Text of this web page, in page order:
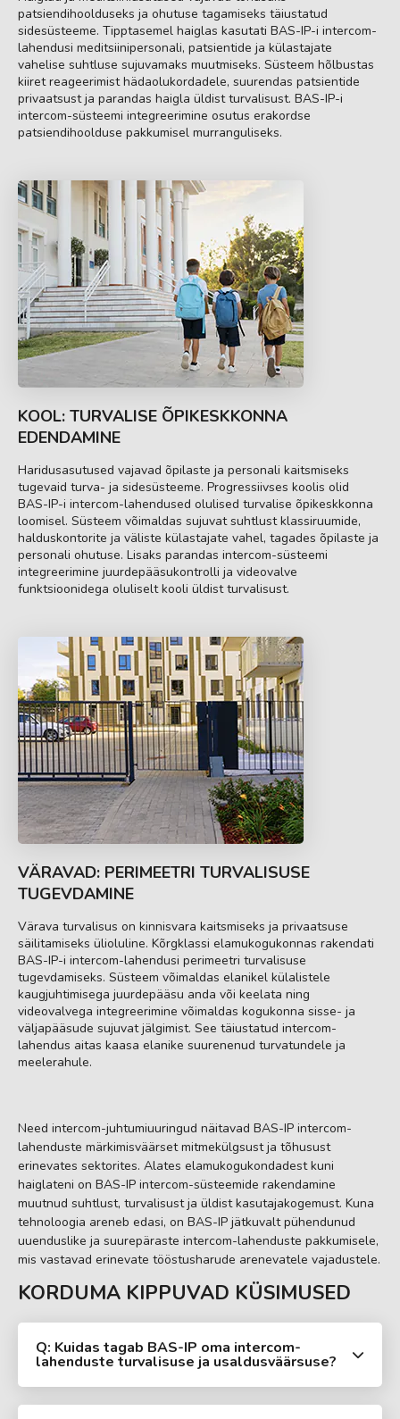
patsiendihoolduseks ja ohutuse tagamiseks täiustatud
sidesüsteeme. Tipptasemel haiglas kasutati BAS-IP-i intercom-
lahendusi meditsiinipersonali, patsientide ja külastajate
vahelise suhtluse sujuvamaks muutmiseks. Süsteem hõlbustas
kiiret reageerimist hädaolukordadele, suurendas patsientide
privaatsust ja parandas haigla üldist turvalisust. BAS-IP-i
intercom-süsteemi integreerimine osutus erakordse
patsiendihoolduse pakkumisel murranguliseks.
KOOL: TURVALISE ÕPIKESKKONNA
EDENDAMINE
Haridusasutused vajavad õpilaste ja personali kaitsmiseks
tugevaid turva- ja sidesüsteeme. Progressiivses koolis olid
BAS-IP-i intercom-lahendused olulised turvalise õpikeskkonna
loomisel. Süsteem võimaldas sujuvat suhtlust klassiruumide,
halduskontorite ja väliste külastajate vahel, tagades õpilaste ja
personali ohutuse. Lisaks parandas intercom-süsteemi
integreerimine juurdepääsukontrolli ja videovalve
funktsioonidega oluliselt kooli üldist turvalisust.
VÄRAVAD: PERIMEETRI TURVALISUSE
TUGEVDAMINE
Värava turvalisus on kinnisvara kaitsmiseks ja privaatsuse
säilitamiseks ülioluline. Kõrgklassi elamukogukonnas rakendati
BAS-IP-i intercom-lahendusi perimeetri turvalisuse
tugevdamiseks. Süsteem võimaldas elanikel külalistele
kaugjuhtimisega juurdepääsu anda või keelata ning
videovalvega integreerimine võimaldas kogukonna sisse- ja
väljapääsude sujuvat jälgimist. See täiustatud intercom-
lahendus aitas kaasa elanike suurenenud turvatundele ja
meelerahule.
Need intercom-juhtumiuuringud näitavad BAS-IP intercom-
lahenduste märkimisväärset mitmekülgsust ja tõhusust
erinevates sektorites. Alates elamukogukondadest kuni
haiglateni on BAS-IP intercom-süsteemide rakendamine
muutnud suhtlust, turvalisust ja üldist kasutajakogemust. Kuna
tehnoloogia areneb edasi, on BAS-IP jätkuvalt pühendunud
uuenduslike ja suurepäraste intercom-lahenduste pakkumisele,
mis vastavad erinevate tööstusharude arenevatele vajadustele.
KORDUMA KIPPUVAD KÜSIMUSED
Q: Kuidas tagab BAS-IP oma intercom-
lahenduste turvalisuse ja usaldusväärsuse?